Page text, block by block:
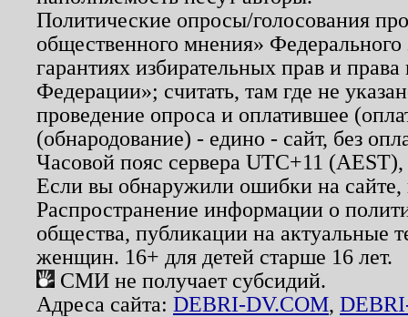
Политические опросы/голосования
общественного мнения»
гарантиях избирательных прав и
Федерации»; считать, там где не
проведение опроса и оплатившее
(обнародование) - едино - сайт, без
Часовой пояс сервера UTC+11
Если вы обнаружили ошибки на
Распространение информации о
общества, публикации на актуальные
женщин. 16+ для детей старше 16 лет.
СМИ не получает субсидий.
Адреса сайта: DEBRI-DV.COM,